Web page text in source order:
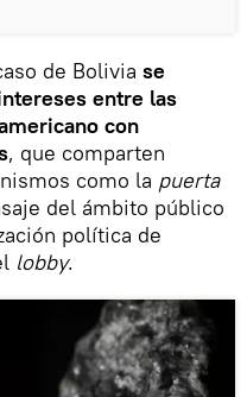
de Bolivia se
entre las
con
, que comparten
como la puerta
del ámbito público
política de
lobby.